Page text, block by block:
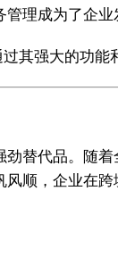
理成为了企业
其强大的功
替代品。随
顺，企业在跨